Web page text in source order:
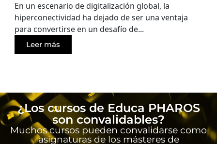
En un escenario de digitalización global, la
hiperconectividad ha dejado de ser una ventaja
para convertirse en un desafío de...
Leer más
¿Los cursos de Educa PHAROS
son convalidables?
Muchos cursos pueden convalidarse como
asignaturas de los másteres de